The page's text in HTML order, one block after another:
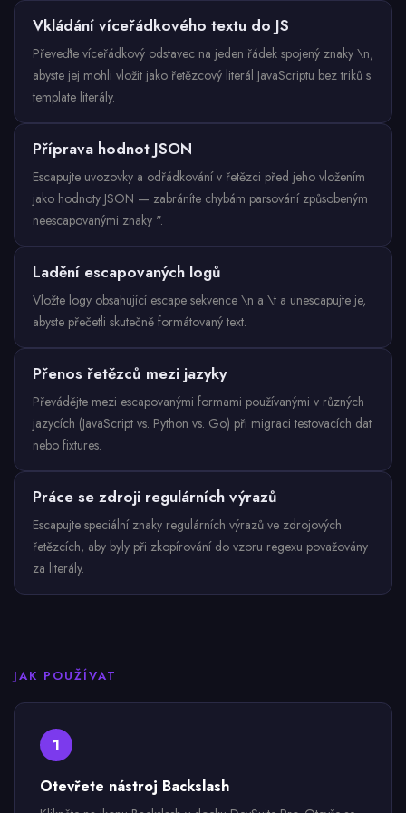
Vkládání víceřádkového textu do JS
Převeďte víceřádkový odstavec na jeden řádek spojený znaky \n,
abyste jej mohli vložit jako řetězcový literál JavaScriptu bez triků s
template literály.
Příprava hodnot JSON
Escapujte uvozovky a odřádkování v řetězci před jeho vložením
jako hodnoty JSON — zabráníte chybám parsování způsobeným
neescapovanými znaky ".
Ladění escapovaných logů
Vložte logy obsahující escape sekvence \n a \t a unescapujte je,
abyste přečetli skutečně formátovaný text.
Přenos řetězců mezi jazyky
Převádějte mezi escapovanými formami používanými v různých
jazycích (JavaScript vs. Python vs. Go) při migraci testovacích dat
nebo fixtures.
Práce se zdroji regulárních výrazů
Escapujte speciální znaky regulárních výrazů ve zdrojových
řetězcích, aby byly při zkopírování do vzoru regexu považovány
za literály.
JAK POUŽÍVAT
1
Otevřete nástroj Backslash